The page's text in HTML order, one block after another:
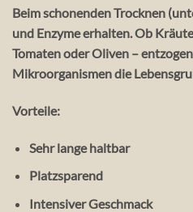
Beimschonenden Trocknen
und Enzyme erhalten. Ob
Tomatenoder Oliven –
Mikroorganismen die
Vorteile:
Sehr lange haltbar
Platzsparend
Intensiver Geschmack